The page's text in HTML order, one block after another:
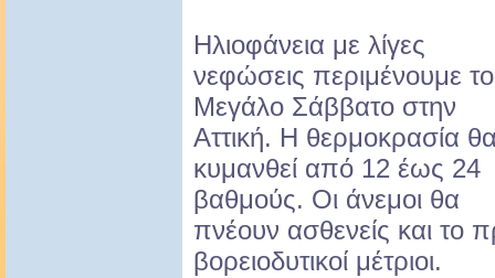
Ηλιοφάνεια με λίγες
νεφώσεις περιμένουμε το
Μεγάλο Σάββατο στην
Αττική. Η θερμοκρασία
κυμανθεί από 12 έως 24
βαθμούς. Οι άνεμοι θα
πνέουν ασθενείς και το
βορειοδυτικοί μέτριοι.